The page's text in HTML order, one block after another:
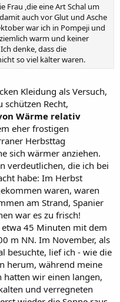
Frau ,die eine Art Schal um
auch vor Glut und Asche
war ich in Pompeji und
warm und keiner
denke, dass die
so viel kälter waren.
Kleidung als Versuch,
schützen Recht,
Wärme relativ
eher frostigen
Herbsttag
sich wärmer anziehen.
verdeutlichen, die ich bei
habe: Im Herbst
waren, waren
am Strand, Spanier
war es zu frisch!
45 Minuten mit dem
m NN. Im November, als
besuchte, lief ich - wie die
herum, während meine
hatten wir einen langen,
und verregneten